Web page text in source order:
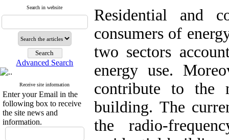
Search in website
Advanced Search
Receive site information
Enter your Email in the
following box to receive
the site news and
information.
Residential and
consumers of
two sectors
energy use.
contribute to the
building. The
the radio-